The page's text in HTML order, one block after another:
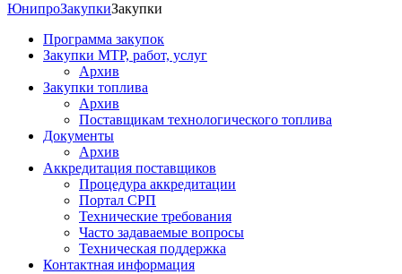
ЮнипроЗакупкиЗакупки
Программа закупок
Закупки МТР, работ, услуг
Архив
Закупки топлива
Архив
Поставщикам технологического топлива
Документы
Архив
Аккредитация поставщиков
Процедура аккредитации
Портал СРП
Технические требования
Часто задаваемые вопросы
Техническая поддержка
Контактная информация